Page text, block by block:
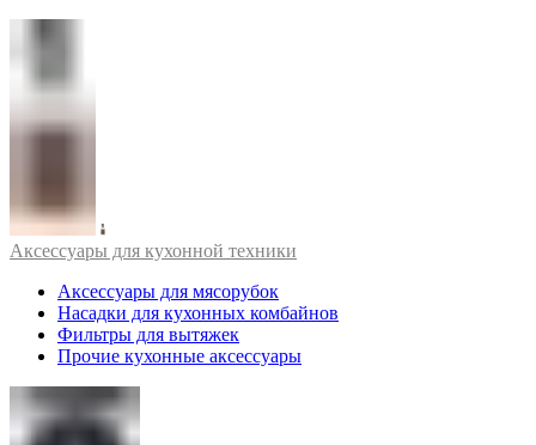
Аксессуары для кухонной техники
Аксессуары для мясорубок
Насадки для кухонных комбайнов
Фильтры для вытяжек
Прочие кухонные аксессуары